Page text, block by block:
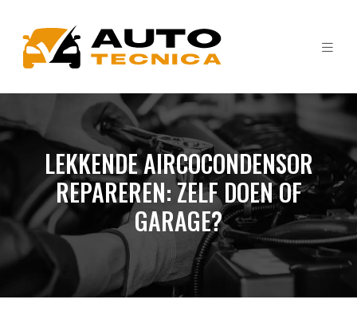
LEKKENDE AIRCOCONDENSOR
REPAREREN: ZELF DOEN OF
GARAGE?